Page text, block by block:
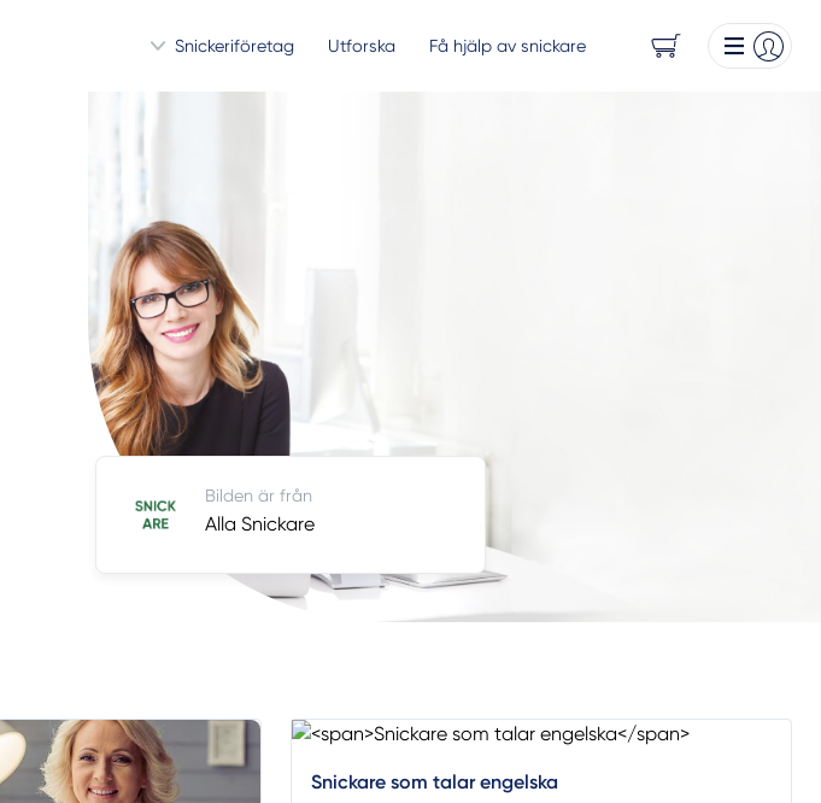
Snickeriföretag Utforska Få hjälp av snickare
Bilden är från
Alla Snickare
Snickare som talar engelska